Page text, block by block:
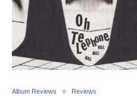
Album Reviews Reviews